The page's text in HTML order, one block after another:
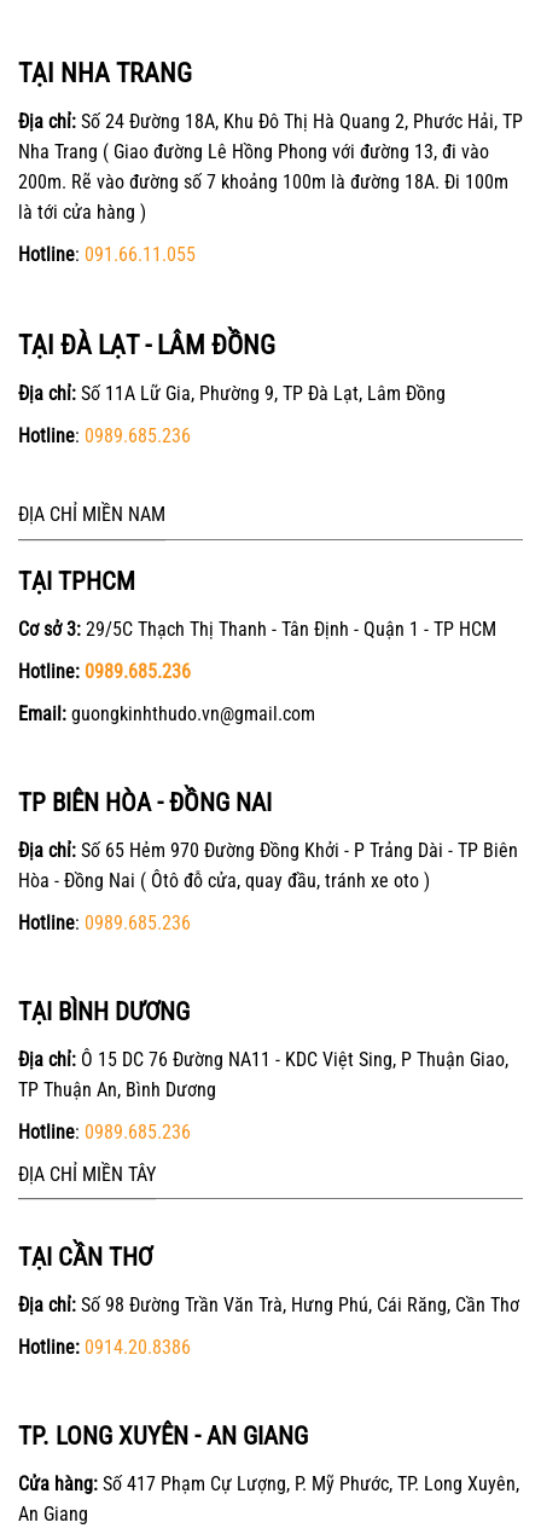
TẠI NHA TRANG
Địa chỉ: Số 24 Đường 18A, Khu Đô Thị Hà Quang 2, Phước Hải, TP
Nha Trang ( Giao đường Lê Hồng Phong với đường 13, đi vào
200m. Rẽ vào đường số 7 khoảng 100m là đường 18A. Đi 100m
là tới cửa hàng )
Hotline: 091.66.11.055
TẠI ĐÀ LẠT - LÂM ĐỒNG
Địa chỉ: Số 11A Lữ Gia, Phường 9, TP Đà Lạt, Lâm Đồng
Hotline: 0989.685.236
ĐỊA CHỈ MIỀN NAM
TẠI TPHCM
Cơ sở 3: 29/5C Thạch Thị Thanh - Tân Định - Quận 1 - TP HCM
Hotline: 0989.685.236
Email: guongkinhthudo.vn@gmail.com
TP BIÊN HÒA - ĐỒNG NAI
Địa chỉ: Số 65 Hẻm 970 Đường Đồng Khởi - P Trảng Dài - TP Biên
Hòa - Đồng Nai ( Ôtô đỗ cửa, quay đầu, tránh xe oto )
Hotline: 0989.685.236
TẠI BÌNH DƯƠNG
Địa chỉ: Ô 15 DC 76 Đường NA11 - KDC Việt Sing, P Thuận Giao,
TP Thuận An, Bình Dương
Hotline: 0989.685.236
ĐỊA CHỈ MIỀN TÂY
TẠI CẦN THƠ
Địa chỉ: Số 98 Đường Trần Văn Trà, Hưng Phú, Cái Răng, Cần Thơ
Hotline: 0914.20.8386
TP. LONG XUYÊN - AN GIANG
Cửa hàng: Số 417 Phạm Cự Lượng, P. Mỹ Phước, TP. Long Xuyên,
An Giang